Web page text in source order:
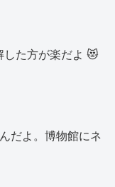
た方が楽だよ 😻
だよ。博物館にネ